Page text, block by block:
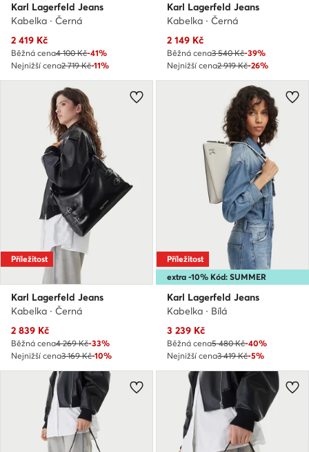
Karl Lagerfeld Jeans
Kabelka · Černá
Aktuální cena
2 419 Kč
Běžná cena4 100 Kč-41%
Nejnižší cena2 719 Kč-11%
Karl Lagerfeld Jeans
Kabelka · Černá
Aktuální cena
2 149 Kč
Běžná cena3 540 Kč-39%
Nejnižší cena2 919 Kč-26%
Příležitost
Karl Lagerfeld Jeans
Kabelka · Černá
Aktuální cena
2 839 Kč
Běžná cena4 269 Kč-33%
Nejnižší cena3 169 Kč-10%
extra -10% Kód: SUMMER
Příležitost
Karl Lagerfeld Jeans
Kabelka · Bílá
Aktuální cena
3 239 Kč
Běžná cena5 480 Kč-40%
Nejnižší cena3 419 Kč-5%